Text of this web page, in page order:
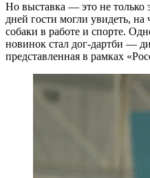
Но выставка — это не только
дней гости могли увидеть,
собаки в работе и спорте.
новинок стал дог-дартби —
представленная в рамках